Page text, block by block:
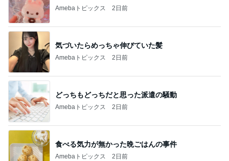
Amebaトピックス 2日前
気づいたらめっちゃ伸びていた髪
Amebaトピックス 2日前
どっちもどっちだと思った派遣の騒動
Amebaトピックス 2日前
食べる気力が無かった晩ごはんの事件
Amebaトピックス 2日前